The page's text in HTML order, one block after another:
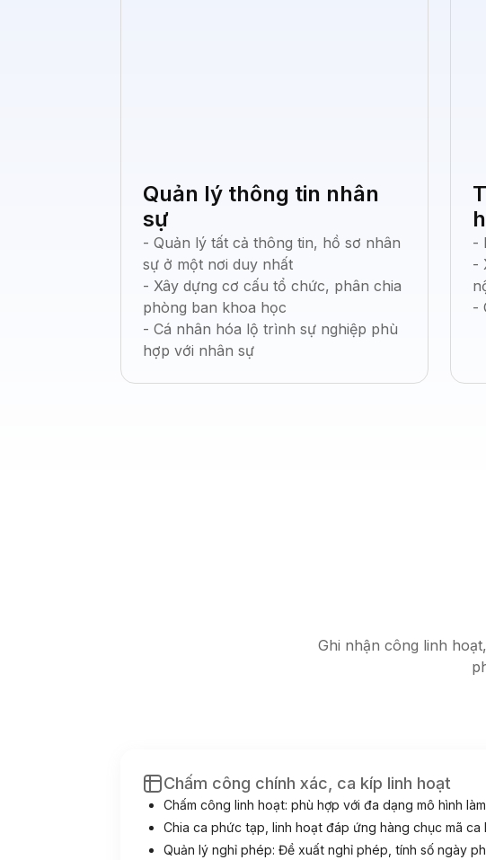
Quản lý thông tin nhân
sự
- Quản lý tất cả thông tin, hồ sơ nhân
sự ở một nơi duy nhất
- Xây dựng cơ cấu tổ chức, phân chia
phòng ban khoa học
- Cá nhân hóa lộ trình sự nghiệp phù
hợp với nhân sự
-
-
-
Ghi nhận công linh
Chấm công chính xác, ca kíp linh hoạt
Chấm công linh hoạt: phù hợp với đa dạng mô hình
Chia ca phức tạp, linh hoạt đáp ứng hàng chục mã ca
Quản lý nghỉ phép: Đề xuất nghỉ phép, tính số ngày